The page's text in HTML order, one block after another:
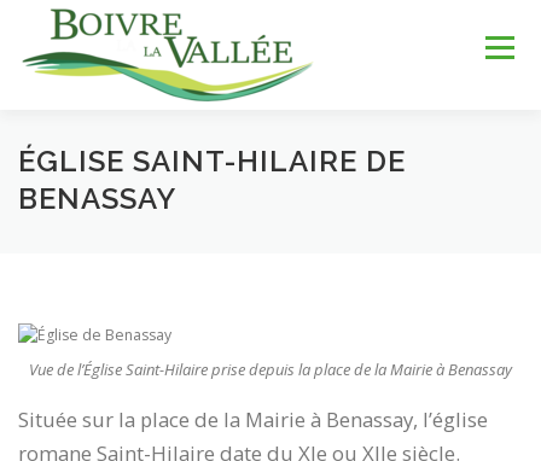
contenu
Menu
LA COMMUNE SERVICES JEUNESSE
DÉV. DURABLE
ÉGLISE SAINT-HILAIRE DE
BENASSAY
Vue de l’Église Saint-Hilaire prise depuis la place de la Mairie à Benassay
Située sur la place de la Mairie à Benassay, l’église
romane Saint-Hilaire date du XIe ou XIIe siècle.